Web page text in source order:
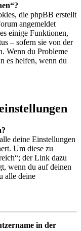
die phpBB erstellt
angemeldet
einige Funktionen,
– sofern sie von der
Wenn du Probleme
es helfen, wenn du
deine Einstellungen
Um diese zu
der Link dazu
wenn du auf deinen
alle deine
in der